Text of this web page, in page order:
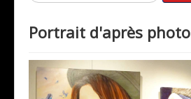
Expositions
Revue de Presse
Peintres & Amis
Portrait d'après photo